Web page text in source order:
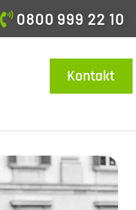
0800 999 22 10
Kontakt